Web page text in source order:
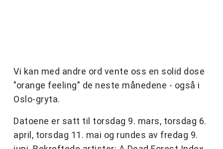
Vi kan med andre ord vente oss en solid dose
"orange feeling" de neste månedene - også i
Oslo-gryta.
Datoene er satt til torsdag 9. mars, torsdag 6.
april, torsdag 11. mai og rundes av fredag 9.